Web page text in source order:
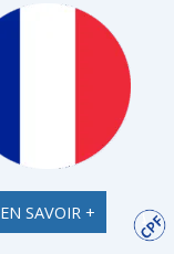
EN SAVOIR +